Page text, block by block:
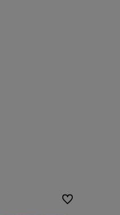
Do ulubionych